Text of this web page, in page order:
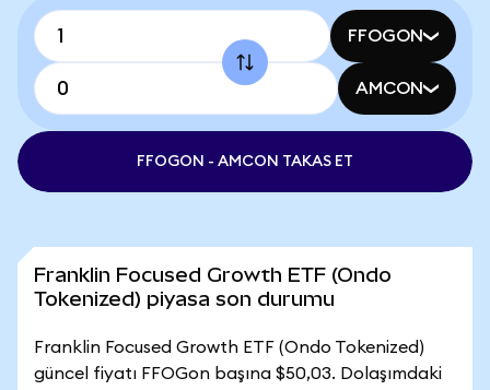
FFOGON
AMCON
FFOGON - AMCON TAKAS ET
Franklin Focused Growth ETF (Ondo
Tokenized) piyasa son durumu
Franklin Focused Growth ETF (Ondo Tokenized)
güncel fiyatı FFOGon başına $50,03. Dolaşımdaki